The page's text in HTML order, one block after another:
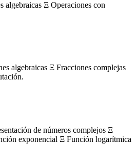
algebraicas Ξ Operaciones con
algebraicas Ξ Fracciones complejas
de números complejos Ξ
exponencial Ξ Función logarítmica